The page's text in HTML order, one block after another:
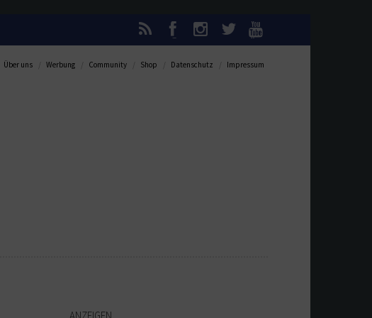
Über uns Werbung Community Shop Datenschutz Impressum